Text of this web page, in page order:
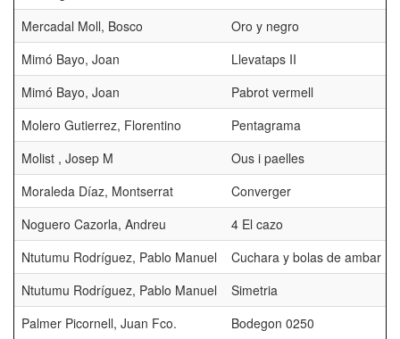
Mercadal Moll, Bosco
Oro y negro
Mimó Bayo, Joan
Llevataps II
Mimó Bayo, Joan
Pabrot vermell
Molero Gutierrez, Florentino
Pentagrama
Molist , Josep M
Ous i paelles
Moraleda Díaz, Montserrat
Converger
Noguero Cazorla, Andreu
4 El cazo
Ntutumu Rodríguez, Pablo Manuel
Cuchara y bolas de ambar
Ntutumu Rodríguez, Pablo Manuel
Simetria
Palmer Picornell, Juan Fco.
Bodegon 0250